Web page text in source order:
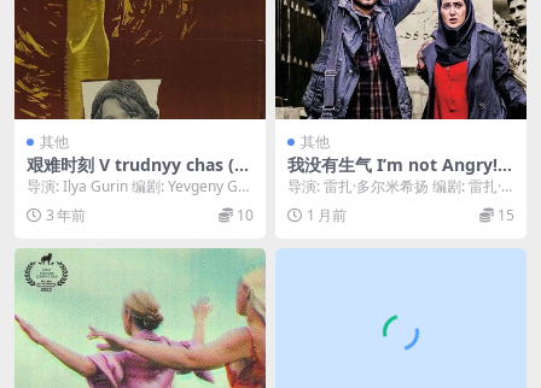
其他
艰难时刻 V trudnyy chas (19
61)
导演: Ilya Gurin 编剧: Yevgeny Ga
brilovich 类...
3 年前 10
其他
我没有生气 I’m not Angry! 2
014
导演: 雷扎·多尔米希扬 编剧: 雷扎·
多尔米希扬 主演: 巴兰·科萨里 / 纳...
1 月前 15